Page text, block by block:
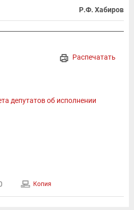
Р.Ф. Хабиров
Распечатать
депутатов об исполнении
Копия